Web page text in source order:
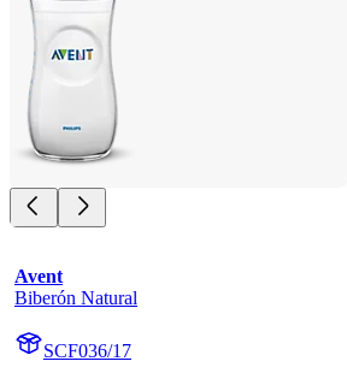
Avent
Biberón Natural
SCF036/17